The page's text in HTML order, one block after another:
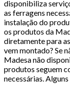
disponibiliza
as ferragens
instalação do
os produtos da
diretamente para
vem montado? Se
Madesa não
produtos seguem
necessárias.